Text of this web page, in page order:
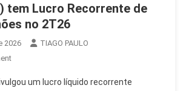
tem Lucro Recorrente de
no 2T26
2026
TIAGO PAULO
On
(ITUB4)um lucro líquido recorrente